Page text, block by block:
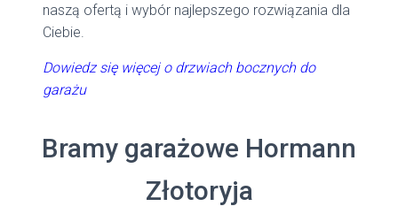
naszą ofertą i wybór najlepszego rozwiązania dla
Ciebie.
Dowiedz się więcej o drzwiach bocznych do
garażu
Bramy garażowe Hormann
Złotoryja